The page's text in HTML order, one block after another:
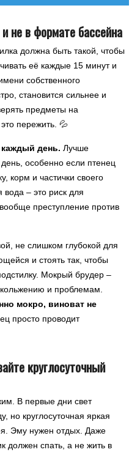
не в формате бассейна
должна быть такой, чтобы
её каждые 15 минут и
собственного
становится сильнее и
предметы на
пережить. 💦
каждый день. Лучше
особенно если птенец
корм и частички своего
вода – это риск для
преступление против
не слишком глубокой для
и стоять так, чтобы
Мокрый брудер –
и проблемам.
мокро, виноват не
просто проводит
круглосуточный
В первые дни свет
но круглосуточная яркая
Эму нужен отдых. Даже
должен спать, а не жить в